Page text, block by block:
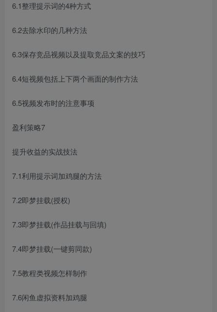
6.1整理提示词的4种方式
6.2去除水印的几种方法
6.3保存竞品视频以及提取竞品文案的技巧
6.4短视频包括上下两个画面的制作方法
6.5视频发布时的注意事项
盈利策略7
提升收益的实战技法
7.1利用提示词加鸡腿的方法
7.2即梦挂载(授权)
7.3即梦挂载(作品挂载与回填)
7.4即梦挂载(一键剪同款)
7.5教程类视频怎样制作
7.6闲鱼虚拟资料加鸡腿